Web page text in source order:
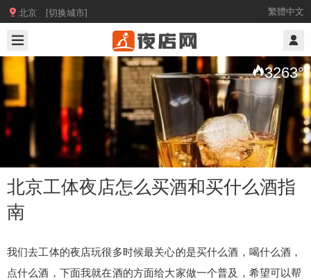
北京 [切换城市] 繁體中文
3263°
北京工体夜店怎么买酒和买什么酒指
南
我们去工体的夜店玩很多时候最关心的是买什么酒，喝什么酒，
点什么酒，下面我就在酒的方面给大家做一个普及，希望可以帮
@ 北京夜店网 2019/2/17
北京工体夜店怎么买酒和买什么酒指南